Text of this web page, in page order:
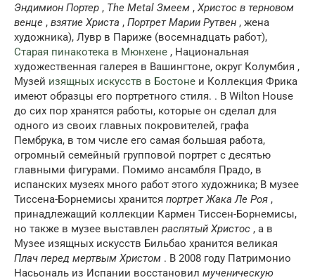
Эндимион Портер , The Metal Змеем , Христос в терновом
венце , взятие Христа , Портрет Марии Рутвен , жена
художника), Лувр в Париже (восемнадцать работ),
Старая пинакотека в Мюнхене , Национальная
художественная галерея в Вашингтоне, округ Колумбия ,
Музей изящных искусств в Бостоне и Коллекция Фрика
имеют образцы его портретного стиля. . В Wilton House
до сих пор хранятся работы, которые он сделал для
одного из своих главных покровителей, графа
Пембрука, в том числе его самая большая работа,
огромный семейный групповой портрет с десятью
главными фигурами. Помимо ансамбля Прадо, в
испанских музеях много работ этого художника; В музее
Тиссена-Борнемисы хранится портрет Жака Ле Роя ,
принадлежащий коллекции Кармен Тиссен-Борнемисы,
но также в музее выставлен распятый Христос , а в
Музее изящных искусств Бильбао хранится великая
Плач перед мертвым Христом . В 2008 году Патримонио
Насьональ из Испании восстановил мученическую